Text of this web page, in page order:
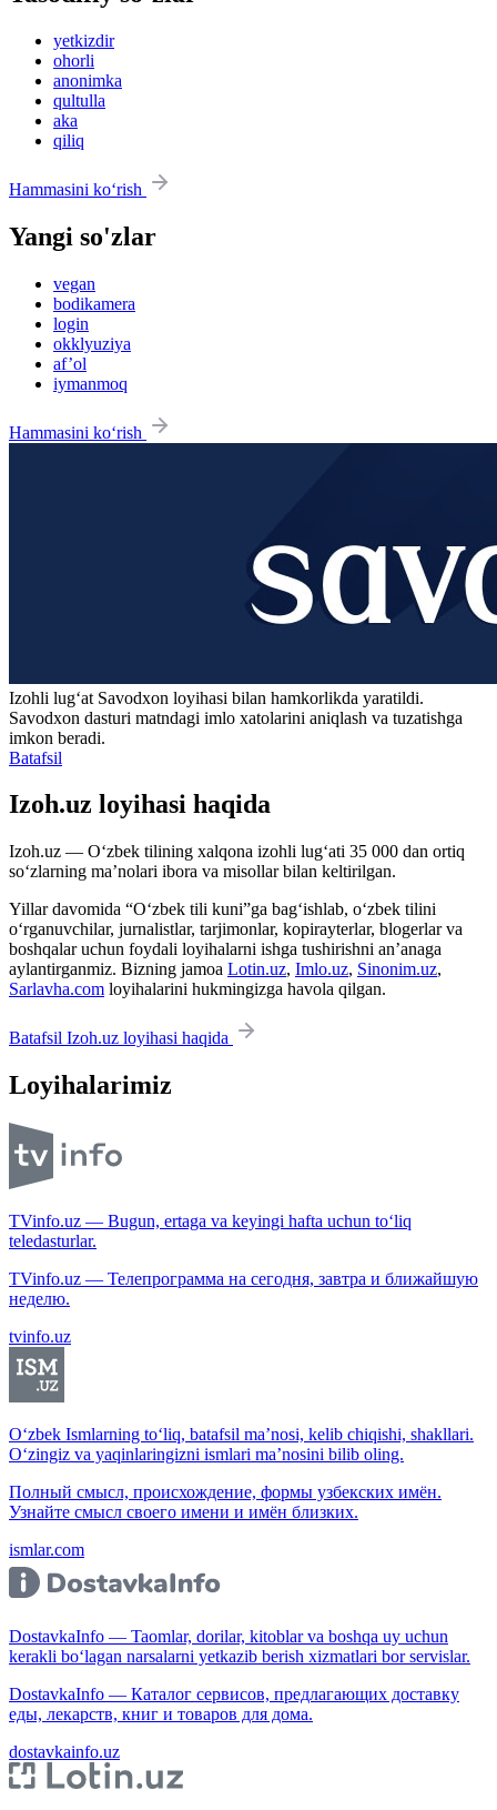
yetkizdir
ohorli
anonimka
qultulla
aka
qiliq
Hammasini ko‘rish
Yangi so'zlar
vegan
bodikamera
login
okklyuziya
af’ol
iymanmoq
Hammasini ko‘rish
Izohli lugʻat Savodxon loyihasi bilan hamkorlikda yaratildi.
Savodxon dasturi matndagi imlo xatolarini aniqlash va tuzatishga
imkon beradi.
Batafsil
Izoh.uz loyihasi haqida
Izoh.uz — O‘zbek tilining xalqona izohli lug‘ati 35 000 dan ortiq
so‘zlarning ma’nolari ibora va misollar bilan keltirilgan.
Yillar davomida “O‘zbek tili kuni”ga bag‘ishlab, o‘zbek tilini
o‘rganuvchilar, jurnalistlar, tarjimonlar, kopirayterlar, blogerlar va
boshqalar uchun foydali loyihalarni ishga tushirishni an’anaga
aylantirganmiz. Bizning jamoa Lotin.uz, Imlo.uz, Sinonim.uz,
Sarlavha.com loyihalarini hukmingizga havola qilgan.
Batafsil Izoh.uz loyihasi haqida
Loyihalarimiz
TVinfo.uz — Bugun, ertaga va keyingi hafta uchun to‘liq
teledasturlar.
TVinfo.uz — Телепрограмма на сегодня, завтра и ближайшую
неделю.
tvinfo.uz
O‘zbek Ismlarning to‘liq, batafsil ma’nosi, kelib chiqishi, shakllari.
O‘zingiz va yaqinlaringizni ismlari ma’nosini bilib oling.
Полный смысл, происхождение, формы узбекских имён.
Узнайте смысл своего имени и имён близких.
ismlar.com
DostavkaInfo — Taomlar, dorilar, kitoblar va boshqa uy uchun
kerakli bo‘lagan narsalarni yetkazib berish xizmatlari bor servislar.
DostavkaInfo — Каталог сервисов, предлагающих доставку
еды, лекарств, книг и товаров для дома.
dostavkainfo.uz